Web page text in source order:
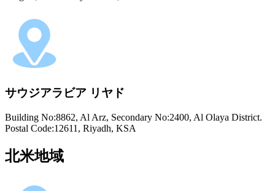
サウジアラビア リヤド
Building No:8862, Al Arz, Secondary No:2400, Al Olaya District.
Postal Code:12611, Riyadh, KSA
北米地域